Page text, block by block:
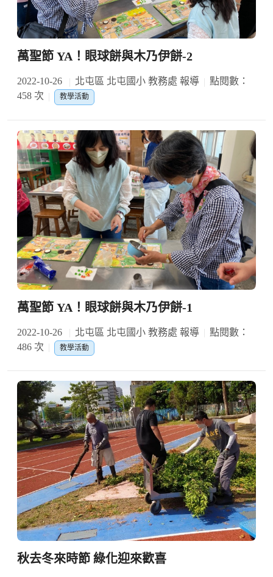
萬聖節 YA！眼球餅與木乃伊餅-2
2022-10-26 北屯區 北屯國小 教務處 報導
點閱數：
458 次
教學活動
萬聖節 YA！眼球餅與木乃伊餅-1
2022-10-26 北屯區 北屯國小 教務處 報導
點閱數：
486 次
教學活動
秋去冬來時節 綠化迎來歡喜